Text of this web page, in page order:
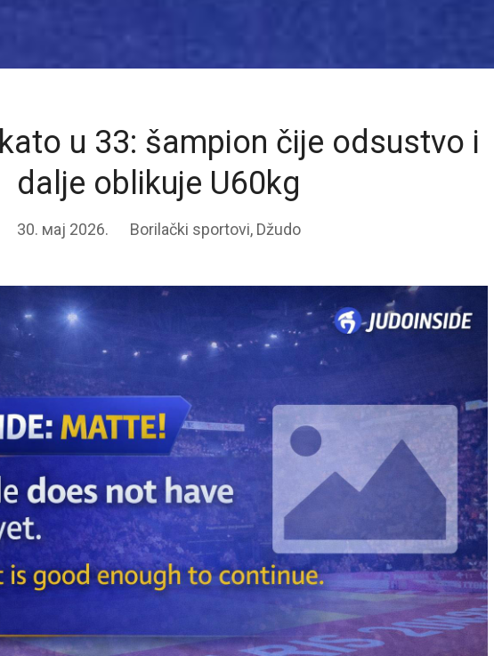
u 33: šampion čije odsustvo i
dalje oblikuje U60kg
30. мај 2026. Borilački sportovi, Džudo